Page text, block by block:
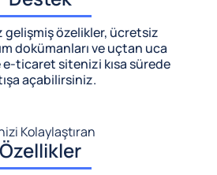
özelikler, ücretsiz
dokümanları ve uçtan uca
e-ticaret sitenizi kısa sürede
açabilirsiniz.
Kolaylaştıran
Özellikler